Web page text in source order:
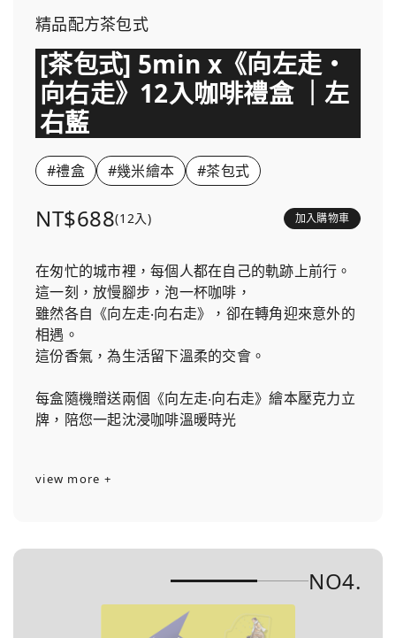
精品配方茶包式
[茶包式] 5min x《向左走・
向右走》12入咖啡禮盒 ｜左
右藍
#禮盒 #幾米繪本 #茶包式
NT$688(12入) 加入購物車
在匆忙的城市裡，每個人都在自己的軌跡上前行。
這一刻，放慢腳步，泡一杯咖啡，
雖然各自《向左走‧向右走》，卻在轉角迎來意外的
相遇。
這份香氣，為生活留下溫柔的交會。
每盒隨機贈送兩個《向左走‧向右走》繪本壓克力立
牌，陪您一起沈浸咖啡溫暖時光
view more +
NO4.